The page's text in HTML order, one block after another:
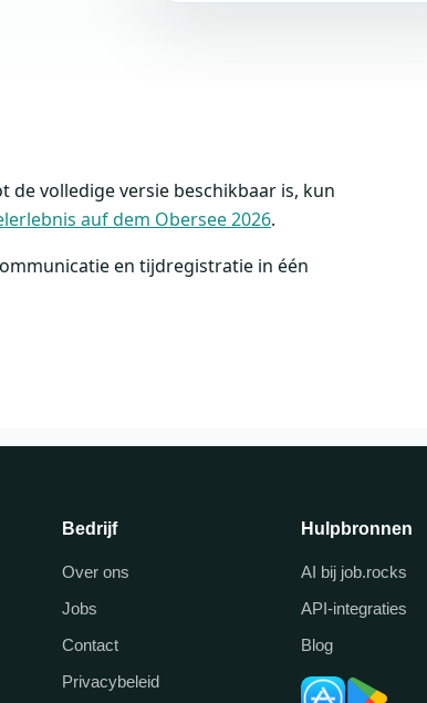
volledige versie beschikbaar is, kun
auf dem Obersee 2026.
en tijdregistratie in één
Bedrijf
Over ons
Jobs
Contact
Privacybeleid
Hulpbronnen
AI bij job.rocks
API-integraties
Blog